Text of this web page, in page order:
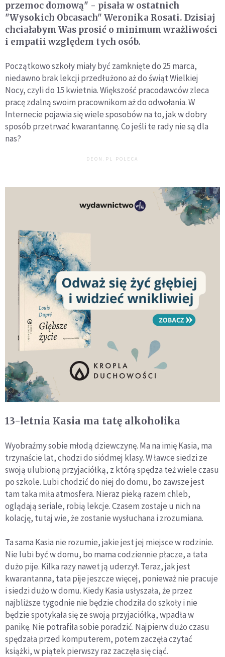
przemoc domową" - pisała w ostatnich
"Wysokich Obcasach" Weronika Rosati. Dzisiaj
chciałabym Was prosić o minimum wrażliwości
i empatii względem tych osób.
Początkowo szkoły miały być zamknięte do 25 marca,
niedawno brak lekcji przedłużono aż do świąt Wielkiej
Nocy, czyli do 15 kwietnia. Większość pracodawców zleca
pracę zdalną swoim pracownikom aż do odwołania. W
Internecie pojawia się wiele sposobów na to, jak w dobry
sposób przetrwać kwarantannę. Co jeśli te rady nie są dla
nas?
DEON.PL POLECA
13-letnia Kasia ma tatę alkoholika
Wyobraźmy sobie młodą dziewczynę. Ma na imię Kasia, ma
trzynaście lat, chodzi do siódmej klasy. W ławce siedzi ze
swoją ulubioną przyjaciółką, z którą spędza też wiele czasu
po szkole. Lubi chodzić do niej do domu, bo zawsze jest
tam taka miła atmosfera. Nieraz pieką razem chleb,
oglądają seriale, robią lekcje. Czasem zostaje u nich na
kolację, tutaj wie, że zostanie wysłuchana i zrozumiana.
Ta sama Kasia nie rozumie, jakie jest jej miejsce w rodzinie.
Nie lubi być w domu, bo mama codziennie płacze, a tata
dużo pije. Kilka razy nawet ją uderzył. Teraz, jak jest
kwarantanna, tata pije jeszcze więcej, ponieważ nie pracuje
i siedzi dużo w domu. Kiedy Kasia usłyszała, że przez
najbliższe tygodnie nie będzie chodziła do szkoły i nie
będzie spotykała się ze swoją przyjaciółką, wpadła w
panikę. Nie potrafiła sobie poradzić. Najpierw dużo czasu
spędzała przed komputerem, potem zaczęła czytać
książki, w piątek pierwszy raz zaczęła się ciąć.